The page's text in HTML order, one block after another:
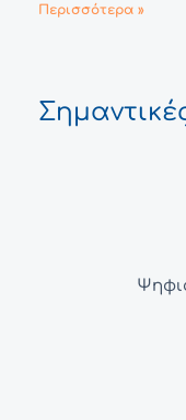
Περισσότερα »